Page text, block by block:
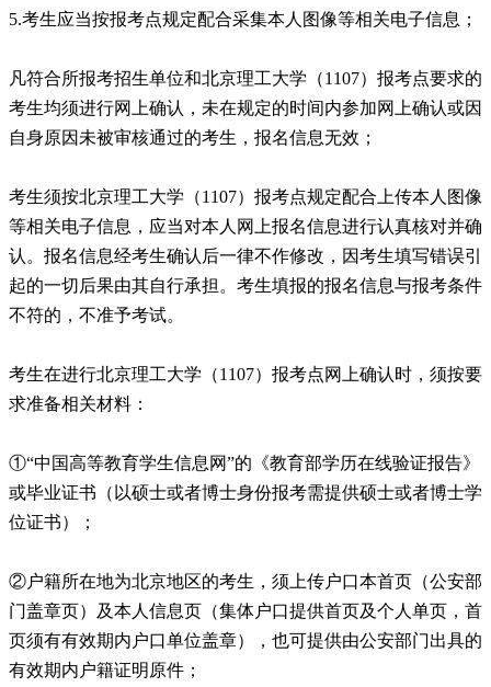
5.考生应当按报考点规定配合采集本人图像等相关电子信息；
凡符合所报考招生单位和北京理工大学（1107）报考点要求的
考生均须进行网上确认，未在规定的时间内参加网上确认或因
自身原因未被审核通过的考生，报名信息无效；
考生须按北京理工大学（1107）报考点规定配合上传本人图像
等相关电子信息，应当对本人网上报名信息进行认真核对并确
认。报名信息经考生确认后一律不作修改，因考生填写错误引
起的一切后果由其自行承担。考生填报的报名信息与报考条件
不符的，不准予考试。
考生在进行北京理工大学（1107）报考点网上确认时，须按要
求准备相关材料：
①“中国高等教育学生信息网”的《教育部学历在线验证报告》
或毕业证书（以硕士或者博士身份报考需提供硕士或者博士学
位证书）；
②户籍所在地为北京地区的考生，须上传户口本首页（公安部
门盖章页）及本人信息页（集体户口提供首页及个人单页，首
页须有有效期内户口单位盖章），也可提供由公安部门出具的
有效期内户籍证明原件；